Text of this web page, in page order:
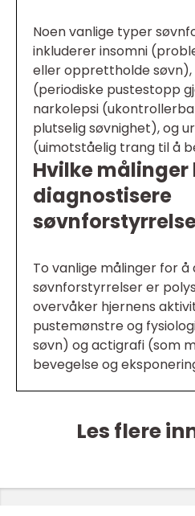
Noen vanlige typer
inkluderer insomni
eller opprettholde søvn),
(periodiske pustestopp
narkolepsi
plutselig søvnighet), og
(uimotståelig trang til å
Hvilke målinger
diagnostisere
To vanlige målinger for å
søvnforstyrrelser er
overvåker hjernens
pustemønstre og
søvn) og actigrafi (som
bevegelse og
Les flere